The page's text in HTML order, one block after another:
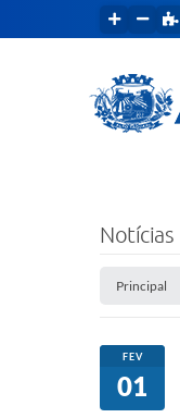
Notícias
Principal
FEV
01